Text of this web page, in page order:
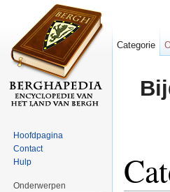
Categorie
Hoofdpagina
Contact
Hulp
Onderwerpen